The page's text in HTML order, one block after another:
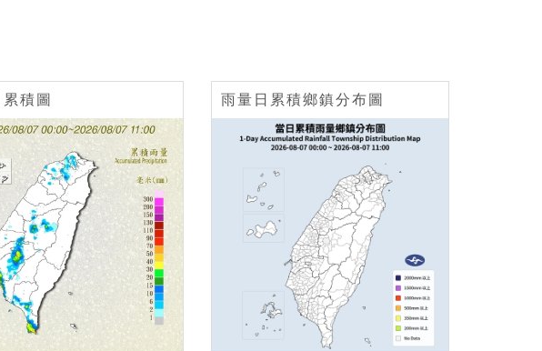
積圖 雨量日累積鄉鎮分布圖